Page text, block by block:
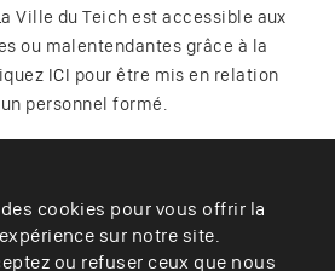
Ville du Teich est accessible aux
ou malentendantes grâce à la
ICI pour être mis en relation
personnel formé.
Vos données
Cookies
Accessibilité
cookies pour vous offrir la
sur notre site.
ou refuser ceux que nous